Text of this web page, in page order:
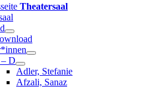
Theatersaal
D
Adler, Stefanie
Afzali, Sanaz